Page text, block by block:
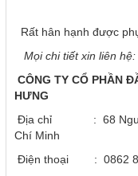
Rất hân hạnh được
Mọi chi tiết xin liên hệ:
CÔNG TY CỔ PHẦN
HƯNG
Địa chỉ : 68 Nguyễn
Chí Minh
Điện thoại : 0862